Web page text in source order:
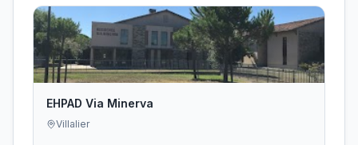
EHPAD Via Minerva
Villalier